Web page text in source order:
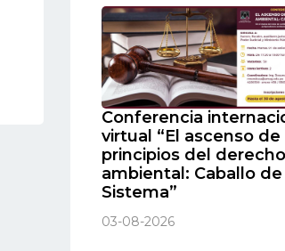
Conferencia
virtual “El ascenso de
principios del derecho
ambiental: Caballo de
Sistema”
03-08-2026